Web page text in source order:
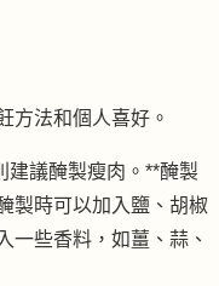
方法和個人喜好。
建議醃製瘦肉。**醃製
製時可以加入鹽、胡椒
一些香料，如薑、蒜、